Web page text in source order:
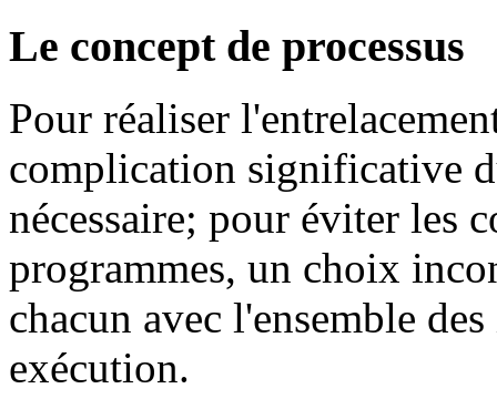
Le concept de processus
Pour réaliser
complication significative
nécessaire; pour éviter les
programmes, un choix
chacun avec l'ensemble
exécution.